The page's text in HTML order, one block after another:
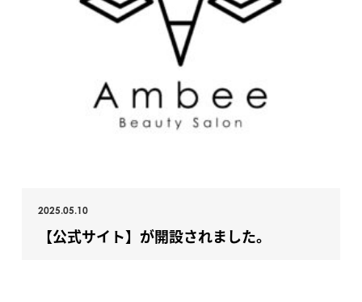
2025.05.10
【公式サイト】が開設されました。